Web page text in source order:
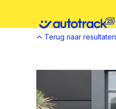
Terug naar resultaten